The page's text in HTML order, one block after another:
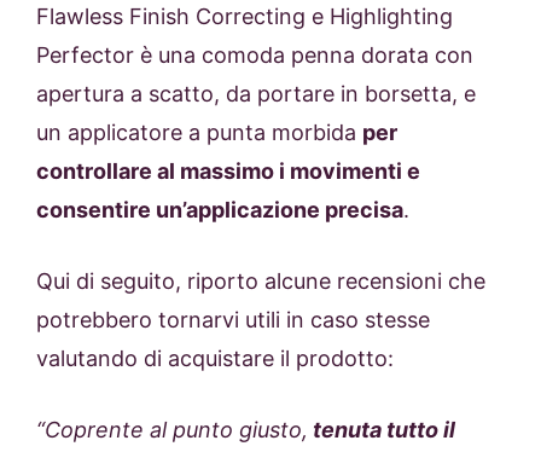
Flawless Finish Correcting e Highlighting
Perfector è una comoda penna dorata con
apertura a scatto, da portare in borsetta, e
un applicatore a punta morbida per
controllare al massimo i movimenti e
consentire un’applicazione precisa.
Qui di seguito, riporto alcune recensioni che
potrebbero tornarvi utili in caso stesse
valutando di acquistare il prodotto:
“Coprente al punto giusto, tenuta tutto il